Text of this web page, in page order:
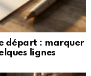
départ : marquer
lignes